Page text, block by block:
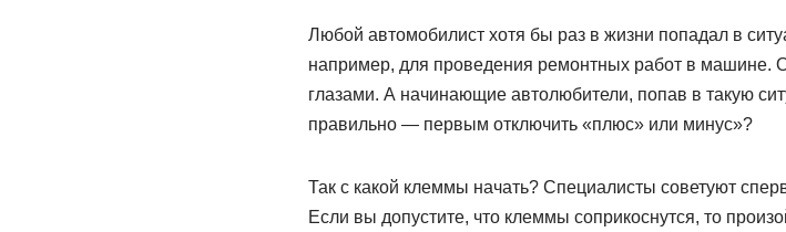
Любой автомобилист хотя бы раз в жизни попадал в
например, для проведения ремонтных работ в машине.
глазами. А начинающие автолюбители, попав в такую
правильно — первым отключить «плюс» или минус»?
Так с какой клеммы начать? Специалисты советуют
Если вы допустите, что клеммы соприкоснутся, то